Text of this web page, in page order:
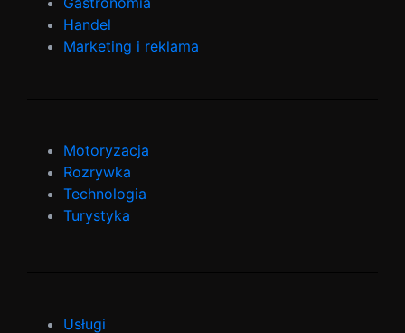
Handel
Marketing i reklama
Motoryzacja
Rozrywka
Technologia
Turystyka
Usługi